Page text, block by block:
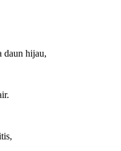
daun hijau,